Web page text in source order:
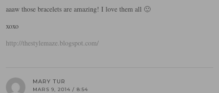
aaaw those bracelets are amazing! I love them all 🙂
xoxo
http://thestylemaze.blogspot.com/
MARY TUR
MARS 9, 2014 / 8:54